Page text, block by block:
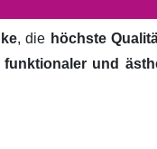
, die höchste
funktionaler und